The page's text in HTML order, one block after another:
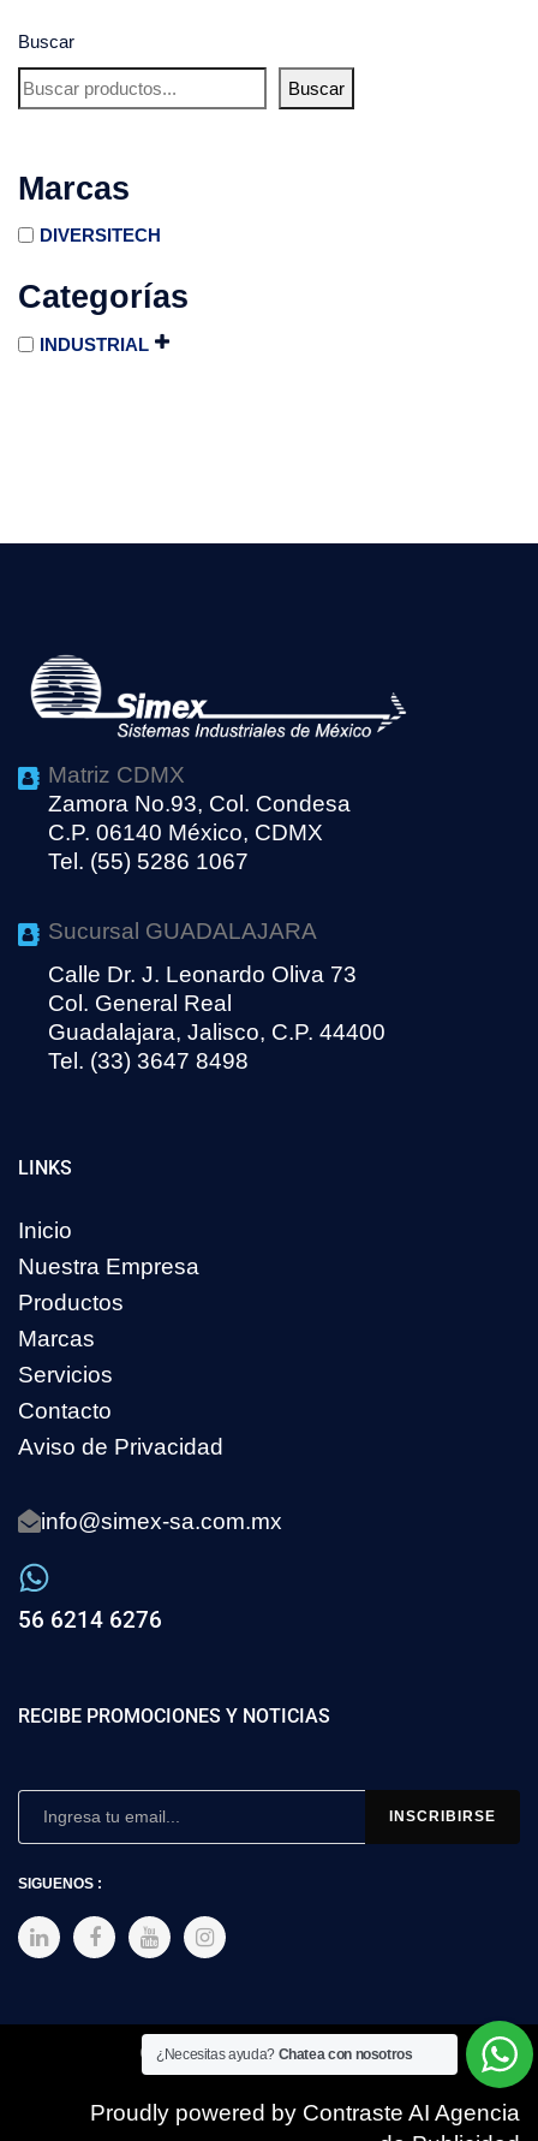
Buscar
Buscar
Marcas
DIVERSITECH
Categorías
INDUSTRIAL
Matriz CDMX
Zamora No.93, Col. Condesa
C.P. 06140 México, CDMX
Tel. (55) 5286 1067
Sucursal GUADALAJARA
Calle Dr. J. Leonardo Oliva 73
Col. General Real
Guadalajara, Jalisco, C.P. 44400
Tel. (33) 3647 8498
LINKS
Inicio
Nuestra Empresa
Productos
Marcas
Servicios
Contacto
Aviso de Privacidad
info@simex-sa.com.mx
56 6214 6276
RECIBE PROMOCIONES Y NOTICIAS
SIGUENOS :
Copyright © 2025 SIMEX
Proudly powered by Contraste AI Agencia
¿Necesitas ayuda? Chatea con nosotros